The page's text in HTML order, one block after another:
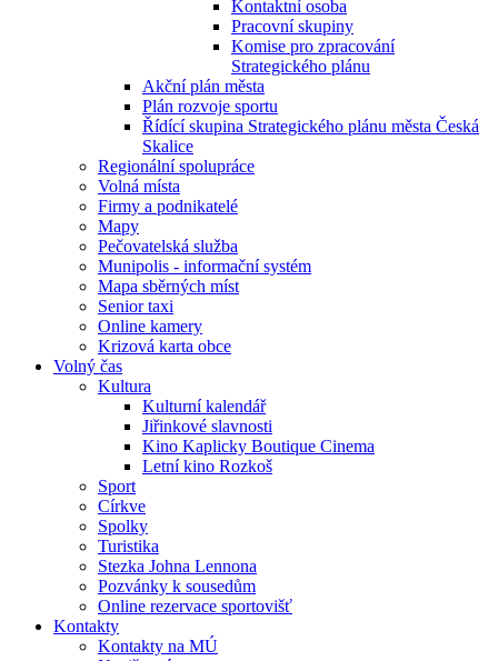
Kontaktní osoba
Pracovní skupiny
Komise pro zpracování
Strategického plánu
Akční plán města
Plán rozvoje sportu
Řídící skupina Strategického plánu města Česká
Skalice
Regionální spolupráce
Volná místa
Firmy a podnikatelé
Mapy
Pečovatelská služba
Munipolis - informační systém
Mapa sběrných míst
Senior taxi
Online kamery
Krizová karta obce
Volný čas
Kultura
Kulturní kalendář
Jiřinkové slavnosti
Kino Kaplicky Boutique Cinema
Letní kino Rozkoš
Sport
Církve
Spolky
Turistika
Stezka Johna Lennona
Pozvánky k sousedům
Online rezervace sportovišť
Kontakty
Kontakty na MÚ